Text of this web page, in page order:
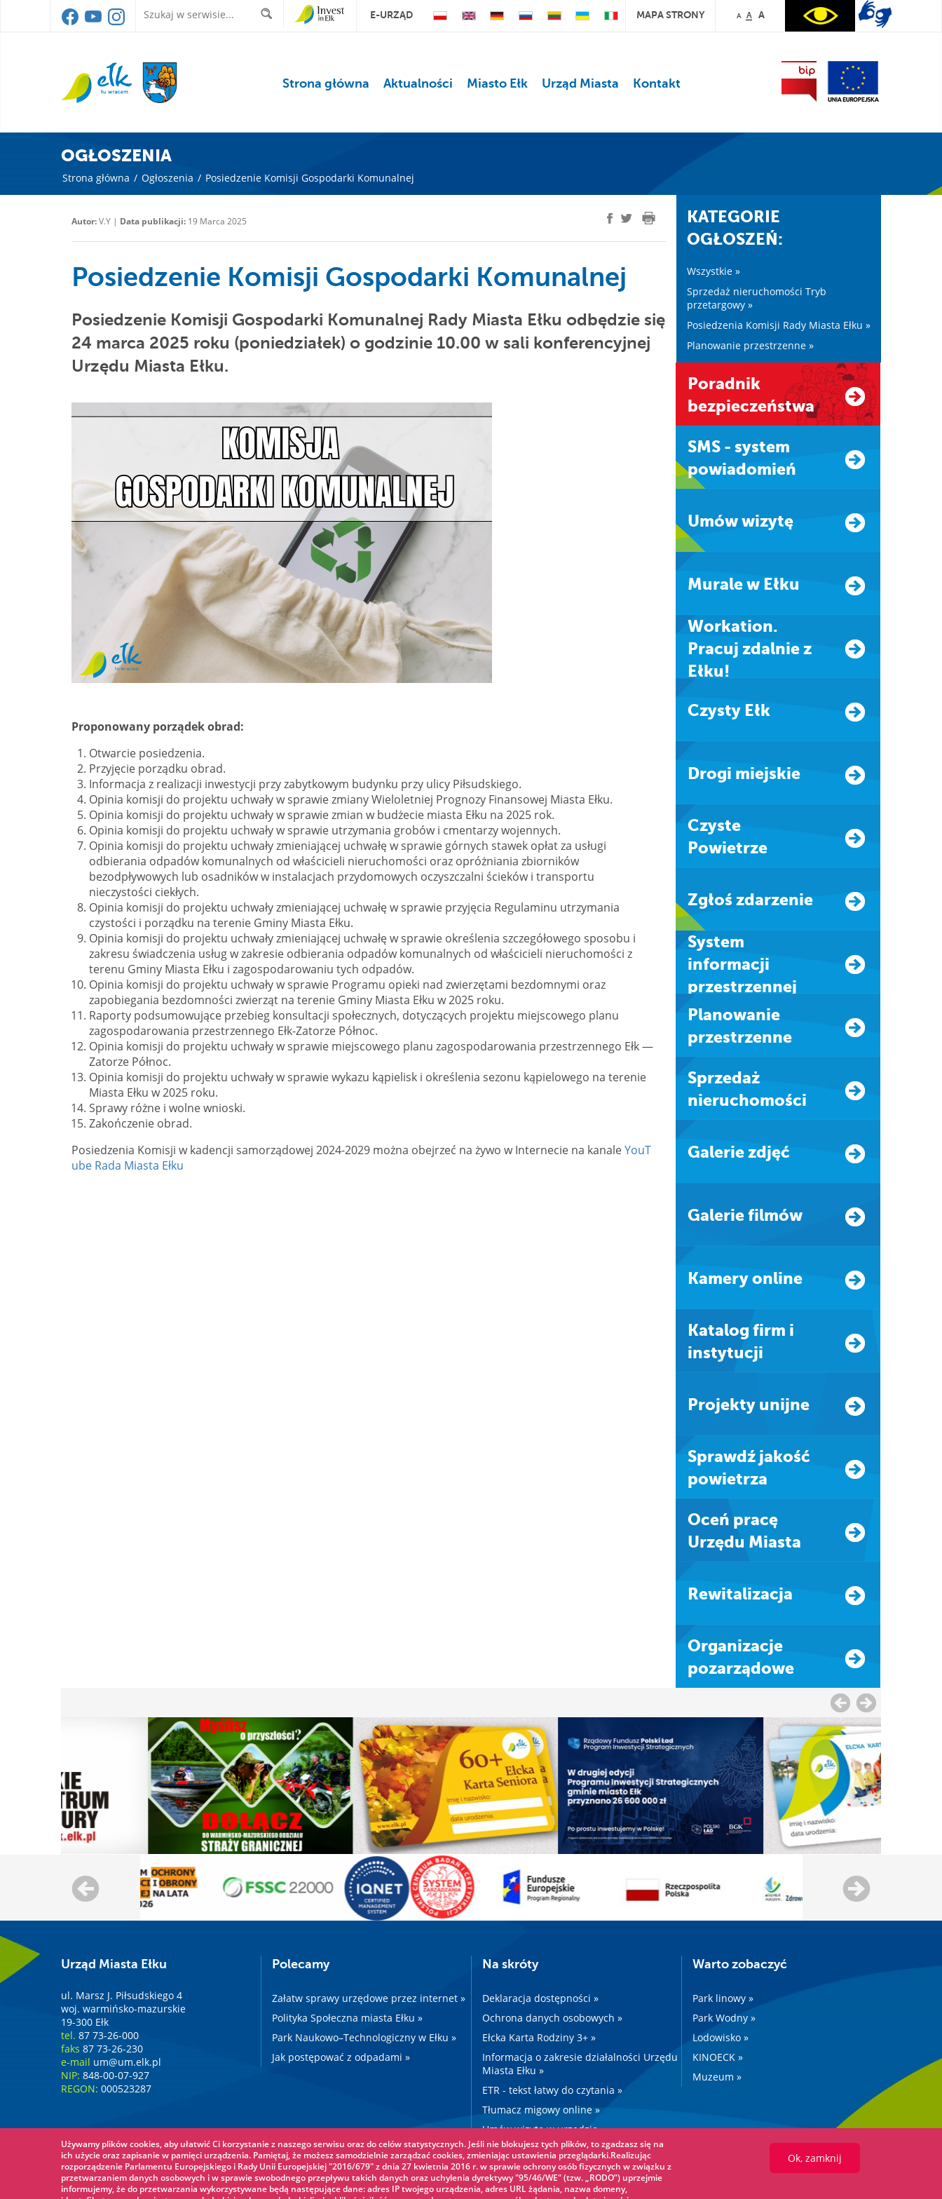
E-URZĄD MAPA STRONY A A A
Strona główna Aktualności Miasto Ełk Urząd Miasta Kontakt
OGŁOSZENIA
Strona główna / Ogłoszenia / Posiedzenie Komisji Gospodarki Komunalnej
Autor:V.Y | Data publikacji: 19 Marca 2025
Posiedzenie Komisji Gospodarki Komunalnej
Posiedzenie Komisji Gospodarki Komunalnej Rady Miasta Ełku odbędzie się
24 marca 2025 roku (poniedziałek) o godzinie 10.00 w sali konferencyjnej
Urzędu Miasta Ełku.
Proponowany porządek obrad:
Otwarcie posiedzenia.
Przyjęcie porządku obrad.
Informacja z realizacji inwestycji przy zabytkowym budynku przy ulicy Piłsudskiego.
Opinia komisji do projektu uchwały w sprawie zmiany Wieloletniej Prognozy Finansowej Miasta Ełku.
Opinia komisji do projektu uchwały w sprawie zmian w budżecie miasta Ełku na 2025 rok.
Opinia komisji do projektu uchwały w sprawie utrzymania grobów i cmentarzy wojennych.
Opinia komisji do projektu uchwały zmieniającej uchwałę w sprawie górnych stawek opłat za usługi
odbierania odpadów komunalnych od właścicieli nieruchomości oraz opróżniania zbiorników
bezodpływowych lub osadników w instalacjach przydomowych oczyszczalni ścieków i transportu
nieczystości ciekłych.
Opinia komisji do projektu uchwały zmieniającej uchwałę w sprawie przyjęcia Regulaminu utrzymania
czystości i porządku na terenie Gminy Miasta Ełku.
Opinia komisji do projektu uchwały zmieniającej uchwałę w sprawie określenia szczegółowego sposobu i
zakresu świadczenia usług w zakresie odbierania odpadów komunalnych od właścicieli nieruchomości z
terenu Gminy Miasta Ełku i zagospodarowaniu tych odpadów.
Opinia komisji do projektu uchwały w sprawie Programu opieki nad zwierzętami bezdomnymi oraz
zapobiegania bezdomności zwierząt na terenie Gminy Miasta Ełku w 2025 roku.
Raporty podsumowujące przebieg konsultacji społecznych, dotyczących projektu miejscowego planu
zagospodarowania przestrzennego Ełk-Zatorze Północ.
Opinia komisji do projektu uchwały w sprawie miejscowego planu zagospodarowania przestrzennego Ełk —
Zatorze Północ.
Opinia komisji do projektu uchwały w sprawie wykazu kąpielisk i określenia sezonu kąpielowego na terenie
Miasta Ełku w 2025 roku.
Sprawy różne i wolne wnioski.
Zakończenie obrad.
Posiedzenia Komisji w kadencji samorządowej 2024-2029 można obejrzeć na żywo w Internecie na kanaleYouT
ube Rada Miasta Ełku
KATEGORIE
OGŁOSZEŃ:
Wszystkie »
Sprzedaż nieruchomości Tryb
przetargowy »
Posiedzenia Komisji Rady Miasta Ełku »
Planowanie przestrzenne »
Poradnik
bezpieczeństwa
SMS - system
powiadomień
Umów wizytę
Murale w Ełku
Workation.
Pracuj zdalnie z
Ełku!
Czysty Ełk
Drogi miejskie
Czyste
Powietrze
Zgłoś zdarzenie
system
informacji
przestrzennej
Planowanie
przestrzenne
Sprzedaż
nieruchomości
Galerie zdjęć
Galerie filmów
Kamery online
Katalog firm i
instytucji
Projekty unijne
Sprawdź jakość
powietrza
Oceń pracę
Urzędu Miasta
Rewitalizacja
Organizacje
pozarządowe
Urząd Miasta Ełku
ul. Marsz J. Piłsudskiego 4
woj. warmińsko-mazurskie
19-300 Ełk
tel. 87 73-26-000
faks 87 73-26-230
e-mail um@um.elk.pl
NIP: 848-00-07-927
REGON: 000523287
Polecamy
Załatw sprawy urzędowe przez internet »
Polityka Społeczna miasta Ełku »
Park Naukowo–Technologiczny w Ełku »
Jak postępować z odpadami »
Na skróty
Deklaracja dostępności »
Ochrona danych osobowych »
Ełcka Karta Rodziny 3+ »
Informacja o zakresie działalności Urzędu
Miasta Ełku »
ETR - tekst łatwy do czytania »
Tłumacz migowy online »
Umów wizytę w urzędzie »
Drogi »
Warto zobaczyć
Park linowy »
Park Wodny »
Lodowisko »
KINOECK »
Muzeum »
Używamy plików cookies, aby ułatwić Ci korzystanie z naszego serwisu oraz do celów statystycznych. Jeśli nie blokujesz tych plików, to zgadzasz się na
ich użycie oraz zapisanie w pamięci urządzenia. Pamiętaj, że możesz samodzielnie zarządzać cookies, zmieniając ustawienia przeglądarki.Realizując
rozporządzenie Parlamentu Europejskiego i Rady Unii Europejskiej "2016/679" z dnia 27 kwietnia 2016 r. w sprawie ochrony osób fizycznych w związku z
przetwarzaniem danych osobowych i w sprawie swobodnego przepływu takich danych oraz uchylenia dyrektywy "95/46/WE" (tzw. „RODO”) uprzejmie
informujemy, że do przetwarzania wykorzystywane będą następujące dane: adres IP twojego urządzenia, adres URL żądania, nazwa domeny,
Ok, zamknij